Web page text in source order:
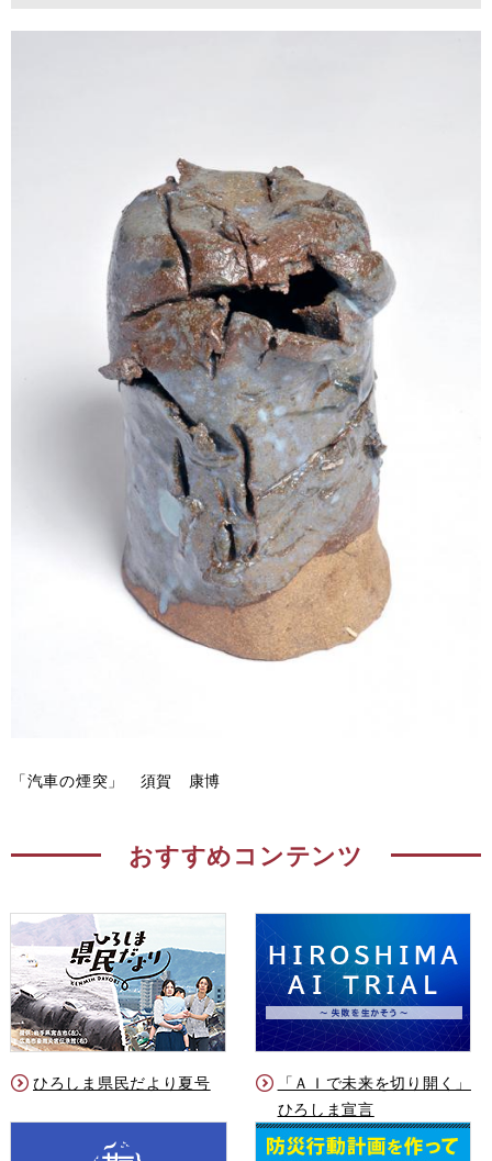
「汽車の煙突」 須賀 康博
おすすめコンテンツ
ひろしま県民だより夏号
「ＡＩで未来を切り開く」
ひろしま宣言